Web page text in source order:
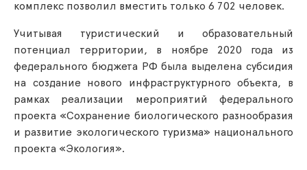
комплекс позволил вместить только 6 702 человек.
Учитывая туристический и образовательный
потенциал территории, в ноябре 2020 года из
федерального бюджета РФ была выделена субсидия
на создание нового инфраструктурного объекта, в
рамках реализации мероприятий федерального
проекта «Сохранение биологического разнообразия
и развитие экологического туризма» национального
проекта «Экология».